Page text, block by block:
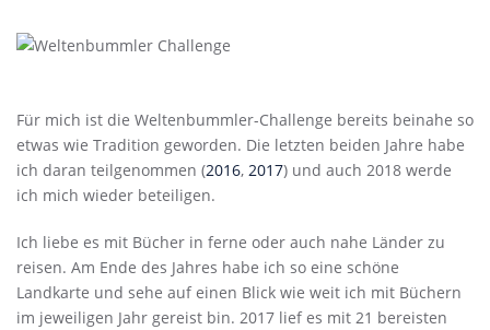
Für mich ist die Weltenbummler-Challenge bereits beinahe so
etwas wie Tradition geworden. Die letzten beiden Jahre habe
ich daran teilgenommen (2016, 2017) und auch 2018 werde
ich mich wieder beteiligen.
Ich liebe es mit Bücher in ferne oder auch nahe Länder zu
reisen. Am Ende des Jahres habe ich so eine schöne
Landkarte und sehe auf einen Blick wie weit ich mit Büchern
im jeweiligen Jahr gereist bin. 2017 lief es mit 21 bereisten